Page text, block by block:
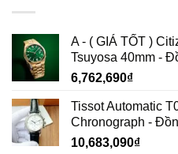
A - ( GIÁ TỐT )
Tsuyosa 40mm -
6,762,690₫
Tissot Automatic
Chronograph -
10,683,090₫